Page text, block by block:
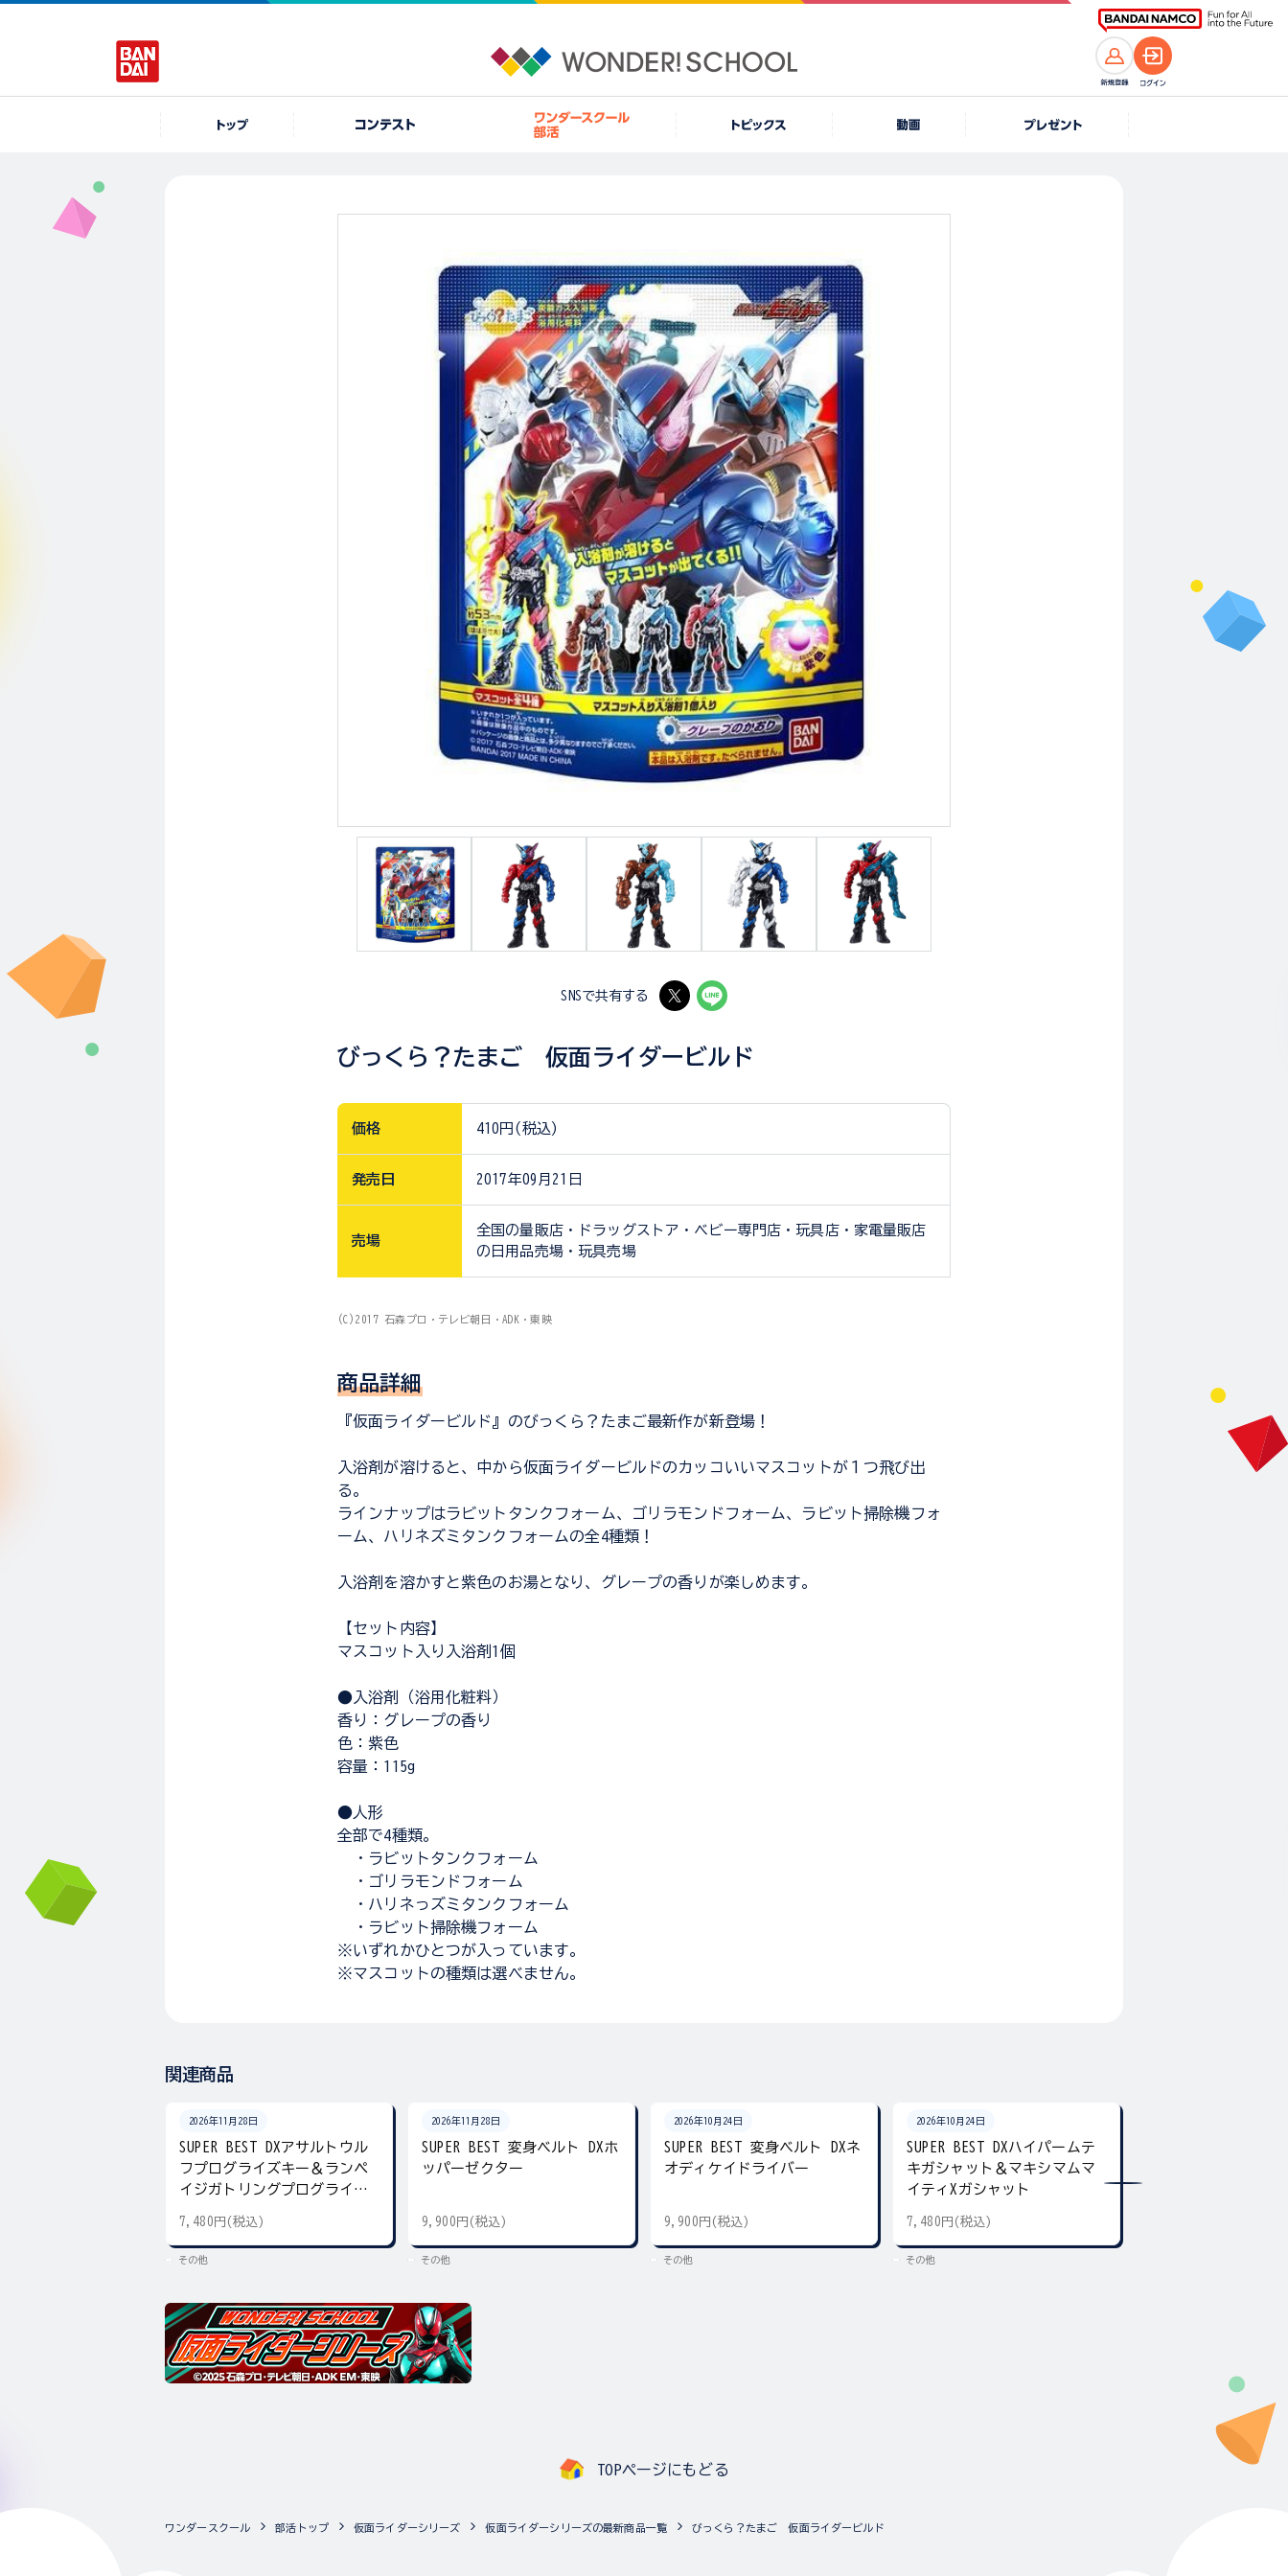
SNSで共有する
びっくら？たまご 仮面ライダービルド
価格 410円(税込)
発売日 2017年09月21日
売場
全国の量販店・ドラッグストア・ベビー専門店・玩具店・家電量販店
の日用品売場・玩具売場
(C)2017 石森プロ・テレビ朝日・ADK・東映
商品詳細
『仮面ライダービルド』のびっくら？たまご最新作が新登場！
入浴剤が溶けると、中から仮面ライダービルドのカッコいいマスコットが１つ飛び出
る。
ラインナップはラビットタンクフォーム、ゴリラモンドフォーム、ラビット掃除機フォ
ーム、ハリネズミタンクフォームの全4種類！
入浴剤を溶かすと紫色のお湯となり、グレープの香りが楽しめます。
【セット内容】
マスコット入り入浴剤1個
●入浴剤（浴用化粧料）
香り：グレープの香り
色：紫色
容量：115g
●人形
全部で4種類。
・ラビットタンクフォーム
・ゴリラモンドフォーム
・ハリネっズミタンクフォーム
・ラビット掃除機フォーム
※いずれかひとつが入っています。
※マスコットの種類は選べません。
関連商品
2026年11月28日
SUPER BEST DXアサルトウル
フプログライズキー＆ランペ
イジガトリングプログライズ
7,480円(税込)
その他
2026年11月28日
SUPER BEST 変身ベルト DXホ
ッパーゼクター
9,900円(税込)
その他
2026年10月24日
SUPER BEST 変身ベルト DXネ
オディケイドライバー
9,900円(税込)
その他
2026年10月24日
SUPER BEST DXハイパームテ
キガシャット＆マキシマムマ
イティXガシャット
7,480円(税込)
その他
TOPページにもどる
ワンダースクール 部活トップ 仮面ライダーシリーズ 仮面ライダーシリーズの最新商品一覧 びっくら？たまご 仮面ライダービルド